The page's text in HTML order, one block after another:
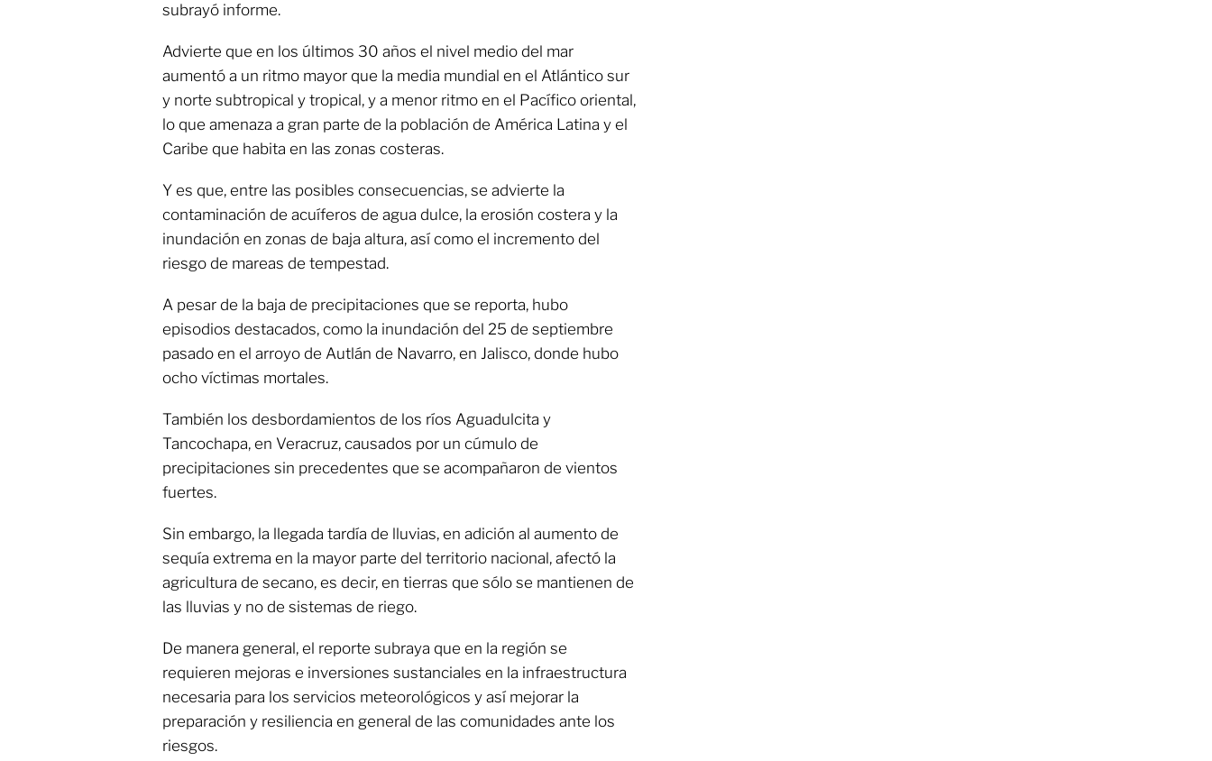
subrayó informe.
Advierte que en los últimos 30 años el nivel medio del mar
aumentó a un ritmo mayor que la media mundial en el Atlántico sur
y norte subtropical y tropical, y a menor ritmo en el Pacífico oriental,
lo que amenaza a gran parte de la población de América Latina y el
Caribe que habita en las zonas costeras.
Y es que, entre las posibles consecuencias, se advierte la
contaminación de acuíferos de agua dulce, la erosión costera y la
inundación en zonas de baja altura, así como el incremento del
riesgo de mareas de tempestad.
A pesar de la baja de precipitaciones que se reporta, hubo
episodios destacados, como la inundación del 25 de septiembre
pasado en el arroyo de Autlán de Navarro, en Jalisco, donde hubo
ocho víctimas mortales.
También los desbordamientos de los ríos Aguadulcita y
Tancochapa, en Veracruz, causados por un cúmulo de
precipitaciones sin precedentes que se acompañaron de vientos
fuertes.
Sin embargo, la llegada tardía de lluvias, en adición al aumento de
sequía extrema en la mayor parte del territorio nacional, afectó la
agricultura de secano, es decir, en tierras que sólo se mantienen de
las lluvias y no de sistemas de riego.
De manera general, el reporte subraya que en la región se
requieren mejoras e inversiones sustanciales en la infraestructura
necesaria para los servicios meteorológicos y así mejorar la
preparación y resiliencia en general de las comunidades ante los
riesgos.